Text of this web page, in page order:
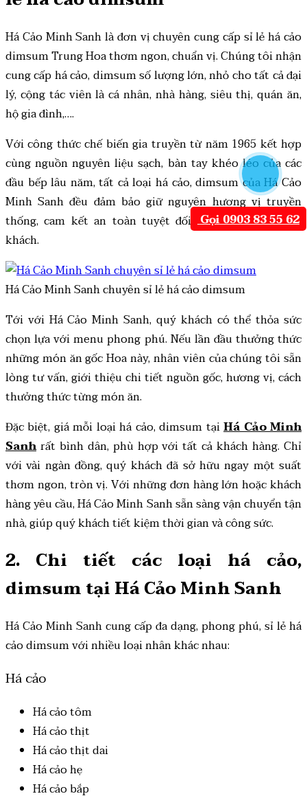
Há Cảo Minh Sanh là đơn vị chuyêncung cấp sỉ lẻ há cảo
dimsumTrung Hoa thơm ngon, chuẩn vị. Chúng tôi nhận
cung cấp há cảo, dimsum số lượng lớn, nhỏ cho tất cả đại
lý, cộng tác viên là cá nhân, nhà hàng, siêu thị, quán ăn,
hộ gia đình,….
Với công thức chế biến gia truyền từ năm 1965 kết hợp
cùng nguồn nguyên liệu sạch, bàn tay khéo léo của các
đầu bếp lâu năm, tất cả loại há cảo, dimsum của Há Cảo
Minh Sanh đều đảm bảo giữ nguyên hương vị truyền
thống, cam kết an toàn tuyệt đối cho sức khỏe thực
khách.
Há Cảo Minh Sanh chuyên sỉ lẻ há cảo dimsum
Tới với Há Cảo Minh Sanh, quý khách có thể thỏa sức
chọn lựa với menu phong phú. Nếu lần đầu thưởng thức
những món ăn gốc Hoa này, nhân viên của chúng tôi sẵn
lòng tư vấn, giới thiệu chi tiết nguồn gốc, hương vị, cách
thưởng thức từng món ăn.
Đặc biệt, giá mỗi loại há cảo, dimsum tạiHá Cảo Minh
Sanhrất bình dân, phù hợp với tất cả khách hàng. Chỉ
với vài ngàn đồng, quý khách đã sở hữu ngay một suất
thơm ngon, tròn vị. Với những đơn hàng lớn hoặc khách
hàng yêu cầu, Há Cảo Minh Sanh sẵn sàng vận chuyển tận
nhà, giúp quý khách tiết kiệm thời gian và công sức.
2. Chi tiết các loại há cảo,
dimsum tại Há Cảo Minh Sanh
Há Cảo Minh Sanh cung cấp đa dạng, phong phú,sỉ lẻ há
cảo dimsumvới nhiều loại nhân khác nhau:
Há cảo
Há cảo tôm
Há cảo thịt
Há cảo thịt dai
Há cảo hẹ
Há cảo bắp
Gọi 0903 83 55 62